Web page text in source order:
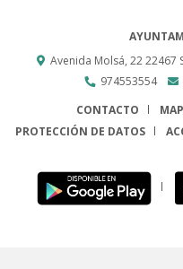
Avenida Molsá, 2222467
974553554
CONTACTO
PROTECCIÓN DE DATOS